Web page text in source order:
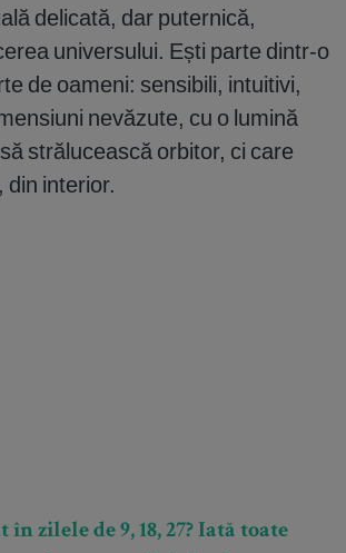
delicată, dar puternică,
universului. Ești parte dintr-o
de oameni: sensibili, intuitivi,
nevăzute, cu o lumină
strălucească orbitor, ci care
din interior.
în zilele de 9, 18, 27? Iată toate